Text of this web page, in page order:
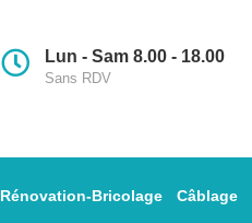
Lun - Sam 8.00 - 18.00
Sans RDV
Rénovation-Bricolage Câblage